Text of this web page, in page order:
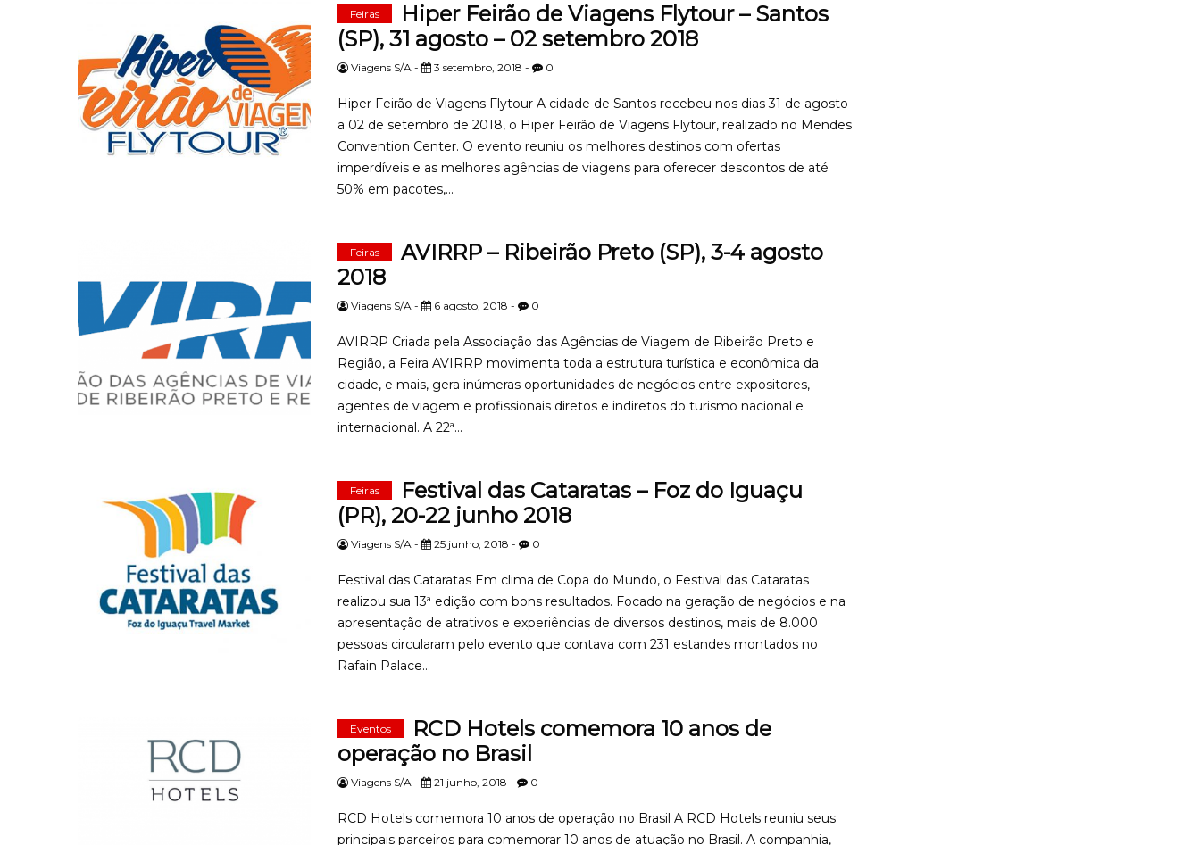
Feiras
Hiper Feirão de Viagens Flytour – Santos
(SP), 31 agosto – 02 setembro 2018
Viagens S/A - 3 setembro, 2018 - 0
Hiper Feirão de Viagens Flytour A cidade de Santos recebeu nos dias 31 de agosto
a 02 de setembro de 2018, o Hiper Feirão de Viagens Flytour, realizado no Mendes
Convention Center. O evento reuniu os melhores destinos com ofertas
imperdíveis e as melhores agências de viagens para oferecer descontos de até
50% em pacotes,...
Feiras
AVIRRP – Ribeirão Preto (SP), 3-4 agosto
2018
Viagens S/A - 6 agosto, 2018 - 0
AVIRRP Criada pela Associação das Agências de Viagem de Ribeirão Preto e
Região, a Feira AVIRRP movimenta toda a estrutura turística e econômica da
cidade, e mais, gera inúmeras oportunidades de negócios entre expositores,
agentes de viagem e profissionais diretos e indiretos do turismo nacional e
internacional. A 22ª...
Feiras
Festival das Cataratas – Foz do Iguaçu
(PR), 20-22 junho 2018
Viagens S/A - 25 junho, 2018 - 0
Festival das Cataratas Em clima de Copa do Mundo, o Festival das Cataratas
realizou sua 13ª edição com bons resultados. Focado na geração de negócios e na
apresentação de atrativos e experiências de diversos destinos, mais de 8.000
pessoas circularam pelo evento que contava com 231 estandes montados no
Rafain Palace...
Eventos
RCD Hotels comemora 10 anos de
operação no Brasil
Viagens S/A - 21 junho, 2018 - 0
RCD Hotels comemora 10 anos de operação no Brasil A RCD Hotels reuniu seus
principais parceiros para comemorar 10 anos de atuação no Brasil. A companhia,